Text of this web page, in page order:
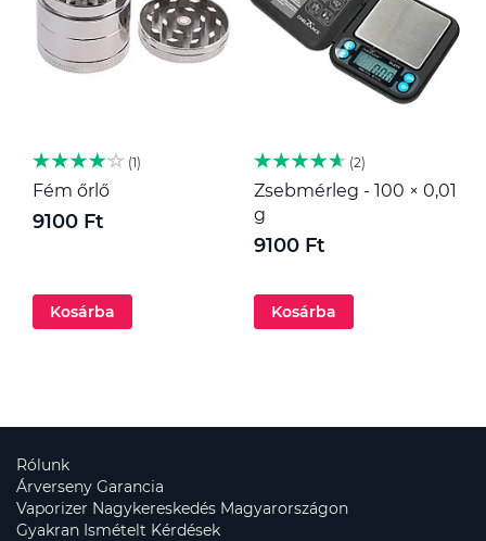
1
Fém őrlő
9100 Ft
Kosárba
2
Zsebmérleg - 100 × 0,01
g
9100 Ft
Kosárba
Rólunk
Árverseny Garancia
Vaporizer Nagykereskedés Magyarországon
Gyakran Ismételt Kérdések